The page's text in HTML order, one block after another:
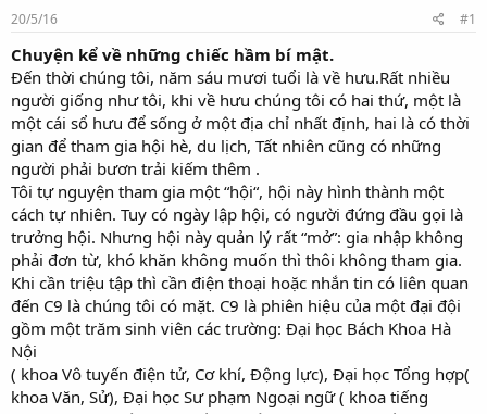
s
t
a
r
t
e
r
ầ
u
20/5/16 #1
Chuyện kể về những chiếc hầm bí mật.
Đến thời chúng tôi, năm sáu mươi tuổi là về hưu.Rất nhiều
người giống như tôi, khi về hưu chúng tôi có hai thứ, một là
một cái sổ hưu để sống ở một địa chỉ nhất định, hai là có thời
gian để tham gia hội hè, du lịch, Tất nhiên cũng có những
người phải bươn trải kiếm thêm .
Tôi tự nguyện tham gia một “hội“, hội này hình thành một
cách tự nhiên. Tuy có ngày lập hội, có người đứng đầu gọi là
trưởng hội. Nhưng hội này quản lý rất “mở”: gia nhập không
phải đơn từ, khó khăn không muốn thì thôi không tham gia.
Khi cần triệu tập thì cần điện thoại hoặc nhắn tin có liên quan
đến C9 là chúng tôi có mặt. C9 là phiên hiệu của một đại đội
gồm một trăm sinh viên các trường: Đại học Bách Khoa Hà
Nội
( khoa Vô tuyến điện tử, Cơ khí, Động lực), Đại học Tổng hợp(
khoa Văn, Sử), Đại học Sư phạm Ngoại ngữ ( khoa tiếng